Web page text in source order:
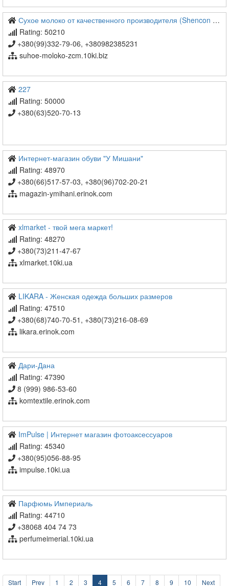
Сухое молоко от качественного производителя (Shencon и Kremiks)
Rating: 50210
+380(99)332-79-06, +380982385231
suhoe-moloko-zcm.10ki.biz
227
Rating: 50000
+380(63)520-70-13
Интернет-магазин обуви "У Мишани"
Rating: 48970
+380(66)517-57-03, +380(96)702-20-21
magazin-ymihani.erinok.com
xlmarket - твой мега маркет!
Rating: 48270
+380(73)211-47-67
xlmarket.10ki.ua
LIKARA - Женская одежда больших размеров
Rating: 47510
+380(68)740-70-51, +380(73)216-08-69
likara.erinok.com
Дари-Дана
Rating: 47390
8 (999) 986-53-60
komtextile.erinok.com
ImPulse | Интернет магазин фотоаксессуаров
Rating: 45340
+380(95)056-88-95
impulse.10ki.ua
Парфюмь Империаль
Rating: 44710
+38068 404 74 73
perfumeimerial.10ki.ua
Start Prev 1 2 3 4 5 6 7 8 9 10 Next